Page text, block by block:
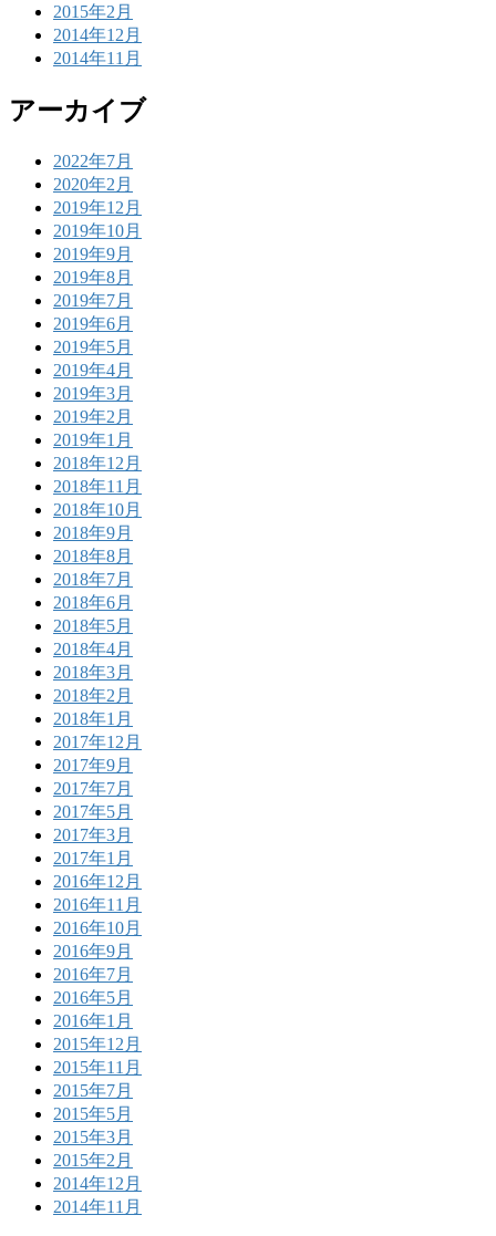
2015年2月
2014年12月
2014年11月
アーカイブ
2022年7月
2020年2月
2019年12月
2019年10月
2019年9月
2019年8月
2019年7月
2019年6月
2019年5月
2019年4月
2019年3月
2019年2月
2019年1月
2018年12月
2018年11月
2018年10月
2018年9月
2018年8月
2018年7月
2018年6月
2018年5月
2018年4月
2018年3月
2018年2月
2018年1月
2017年12月
2017年9月
2017年7月
2017年5月
2017年3月
2017年1月
2016年12月
2016年11月
2016年10月
2016年9月
2016年7月
2016年5月
2016年1月
2015年12月
2015年11月
2015年7月
2015年5月
2015年3月
2015年2月
2014年12月
2014年11月